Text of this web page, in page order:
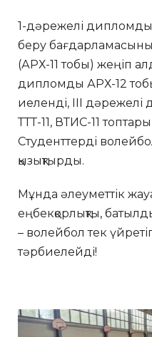
1-дәрежелі дипломды
беру
(АРХ-11 тобы) жеңіп
дипломды АРХ-12
иеленді, ІІІ
ТТТ-11, ВТИС-11
Студенттерді
қызықтырды.
Мұнда әлеуметтік
еңбекқорлықты,
– волейбол тек
тәрбиелейді!